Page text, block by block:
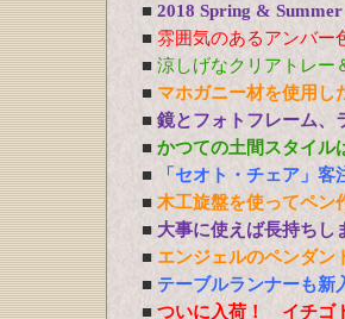
■ 2018 Spring &
■ 雰囲気のあるアンバー
■ 涼しげなクリアトレー
■ マホガニー材を使用し
■ 鏡とフォトフレーム、
■ かつての土間スタイル
■
「セオト・チェア」
■ 木工旋盤を使ってペン
■ 大事に使えば長持ちし
■ エンジェルのペンダン
■ テーブルランナーも新
■ ついに入荷！ イチゴ